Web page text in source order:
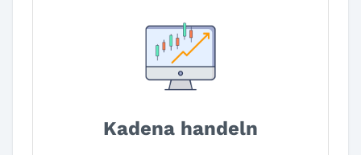
Kadena handeln